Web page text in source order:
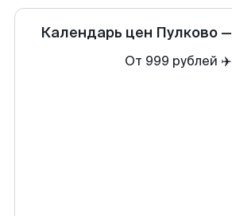
Календарь цен Пулково —
От 999 рублей ✈️